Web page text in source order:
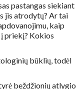
pastangas siekiant
jis atrodytų? Ar tai
kaip
priekį? Kokios
būklių, todėl
beždžionių atlygio